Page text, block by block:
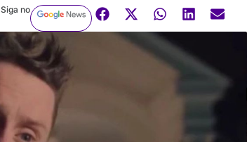
Siga no